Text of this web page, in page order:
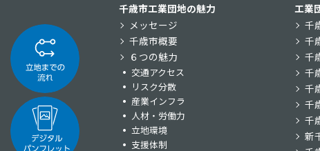
千歳市工業団地の魅力
メッセージ
千歳市概要
６つの魅力
交通アクセス
リスク分散
産業インフラ
人材・労働力
立地環境
支援体制
工業
千
千
千
千
千
千
千
新